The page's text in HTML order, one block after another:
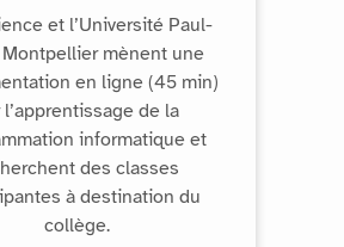
et l’Université Paul-
Montpellier mènent une
en ligne (45 min)
l’apprentissage de la
informatique et
des classes
à destination du
collège.